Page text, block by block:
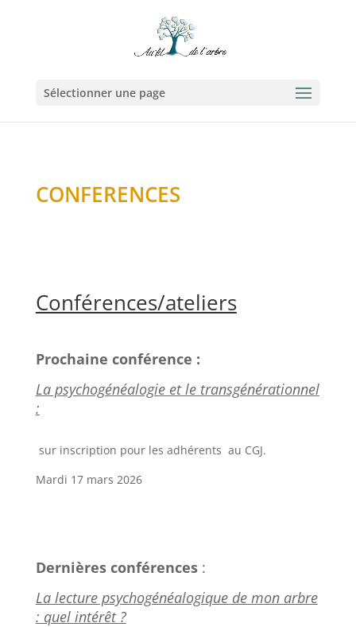
Sélectionner une page
CONFERENCES
Conférences/ateliers
Prochaine conférence :
La psychogénéalogie et le transgénérationnel
:
sur inscription pour les adhérents au CGJ.
Mardi 17 mars 2026
Dernières conférences:
La lecture psychogénéalogique de mon arbre
: quel intérêt ?